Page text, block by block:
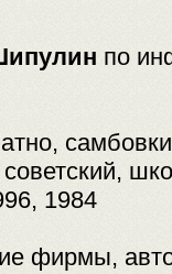
по
1984
фирмы,